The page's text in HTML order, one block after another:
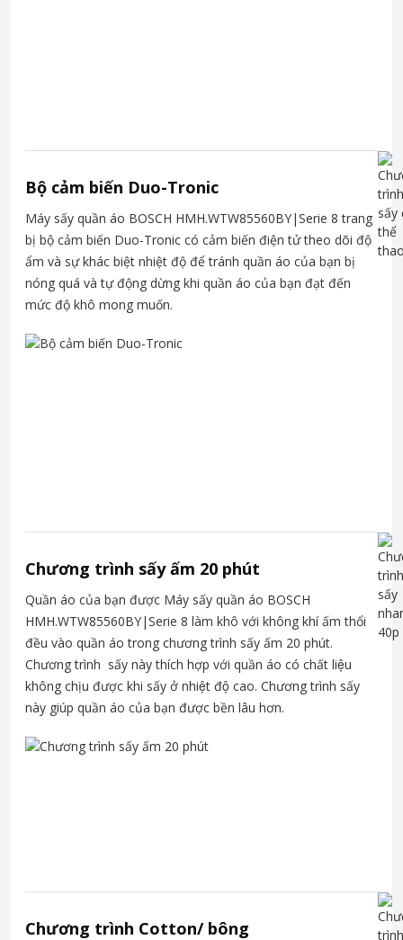
Bộ cảm biến Duo-Tronic
Máy sấy quần áo BOSCH HMH.WTW85560BY|Serie 8 trang
bị bộ cảm biến Duo-Tronic có cảm biến điện tử theo dõi độ
ẩm và sự khác biệt nhiệt độ để tránh quần áo của bạn bị
nóng quá và tự động dừng khi quần áo của bạn đạt đến
mức độ khô mong muốn.
Chương trình sấy ấm 20 phút
Quần áo của bạn được Máy sấy quần áo BOSCH
HMH.WTW85560BY|Serie 8 làm khô với không khí ấm thổi
đều vào quần áo trong chương trình sấy ấm 20 phút.
Chương trình sấy này thích hợp với quần áo có chất liệu
không chịu được khi sấy ở nhiệt độ cao. Chương trình sấy
này giúp quần áo của bạn được bền lâu hơn.
Chương trình Cotton/ bông